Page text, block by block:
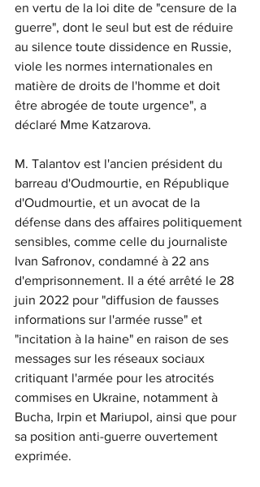
en vertu de la loi dite de "censure de la
guerre", dont le seul but est de réduire
au silence toute dissidence en Russie,
viole les normes internationales en
matière de droits de l'homme et doit
être abrogée de toute urgence", a
déclaré Mme Katzarova.
M. Talantov est l'ancien président du
barreau d'Oudmourtie, en République
d'Oudmourtie, et un avocat de la
défense dans des affaires politiquement
sensibles, comme celle du journaliste
Ivan Safronov, condamné à 22 ans
d'emprisonnement. Il a été arrêté le 28
juin 2022 pour "diffusion de fausses
informations sur l'armée russe" et
"incitation à la haine" en raison de ses
messages sur les réseaux sociaux
critiquant l'armée pour les atrocités
commises en Ukraine, notamment à
Bucha, Irpin et Mariupol, ainsi que pour
sa position anti-guerre ouvertement
exprimée.